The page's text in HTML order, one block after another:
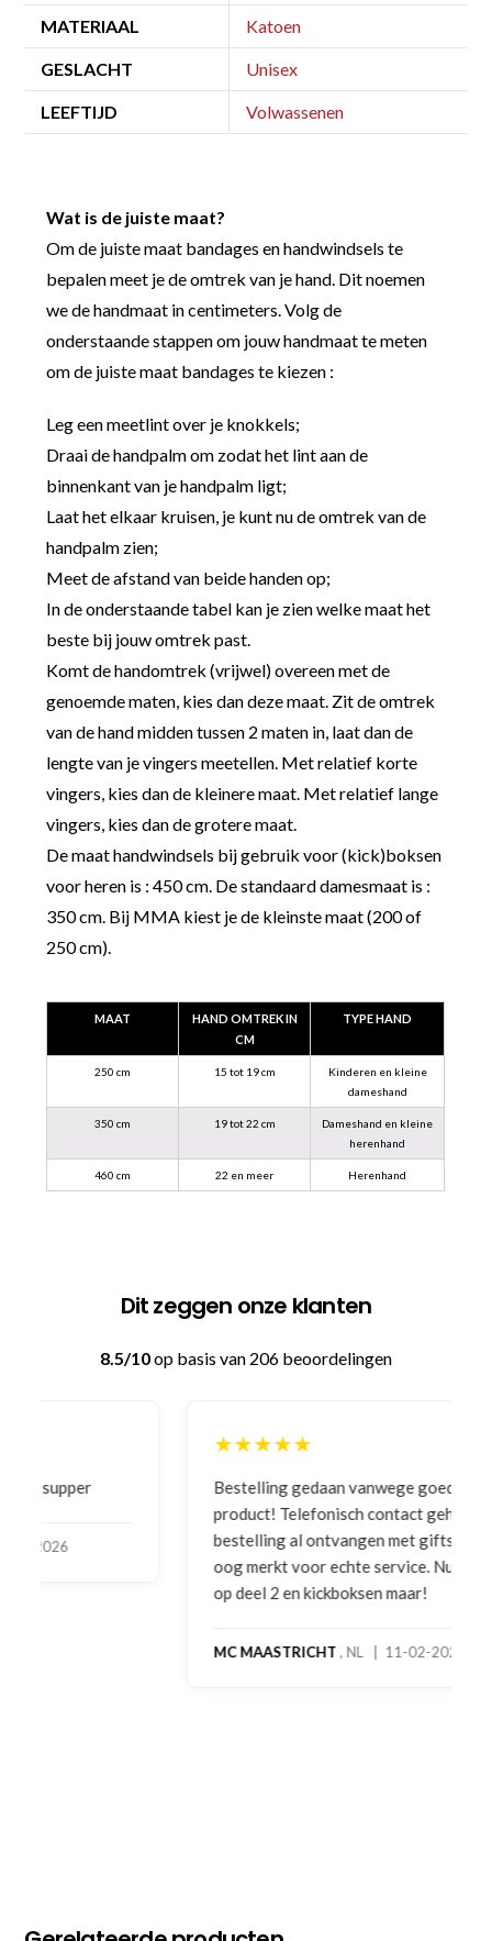
MATERIAAL Katoen
GESLACHT Unisex
LEEFTIJD Volwassenen
Wat is de juiste maat?
Om de juiste maat bandages en handwindsels te
bepalen meet je de omtrek van je hand. Dit noemen
we de handmaat in centimeters. Volg de
onderstaande stappen om jouw handmaat te meten
om de juiste maat bandages te kiezen :
Leg een meetlint over je knokkels;
Draai de handpalm om zodat het lint aan de
binnenkant van je handpalm ligt;
Laat het elkaar kruisen, je kunt nu de omtrek van de
handpalm zien;
Meet de afstand van beide handen op;
In de onderstaande tabel kan je zien welke maat het
beste bij jouw omtrek past.
Komt de handomtrek (vrijwel) overeen met de
genoemde maten, kies dan deze maat. Zit de omtrek
van de hand midden tussen 2 maten in, laat dan de
lengte van je vingers meetellen. Met relatief korte
vingers, kies dan de kleinere maat. Met relatief lange
vingers, kies dan de grotere maat.
De maat handwindsels bij gebruik voor (kick)boksen
voor heren is : 450 cm. De standaard damesmaat is :
350 cm. Bij MMA kiest je de kleinste maat (200 of
250 cm).
MAAT
HAND OMTREK IN
CM
TYPE HAND
250 cm 15 tot 19 cm
Kinderen en kleine
dameshand
350 cm 19 tot 22 cm
Dameshand en kleine
herenhand
460 cm 22 en meer Herenhand
Dit zeggen onze klanten
8.5/10op basis van 206 beoordelingen
Bestelling gedaan vanwege goede prijzen en
product! Telefonisch contact gehad en 1e deel
bestelling al ontvangen met gifts, waardoor je
oog merkt voor echte service. Nu nog wachten
op deel 2 en kickboksen maar!
, NL | 11-02-2026